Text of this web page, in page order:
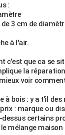
:
3 cm de
à l'air.
c'est que ca se
la
voir
à bois : y a t'il
: marque ou
dessus certains
mélange